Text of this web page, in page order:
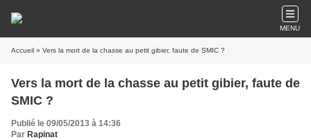
MENU
Accueil » Vers la mort de la chasse au petit gibier, faute de SMIC ?
Vers la mort de la chasse au petit gibier, faute de
SMIC ?
Publié le 09/05/2013 à 14:36
Par Rapinat